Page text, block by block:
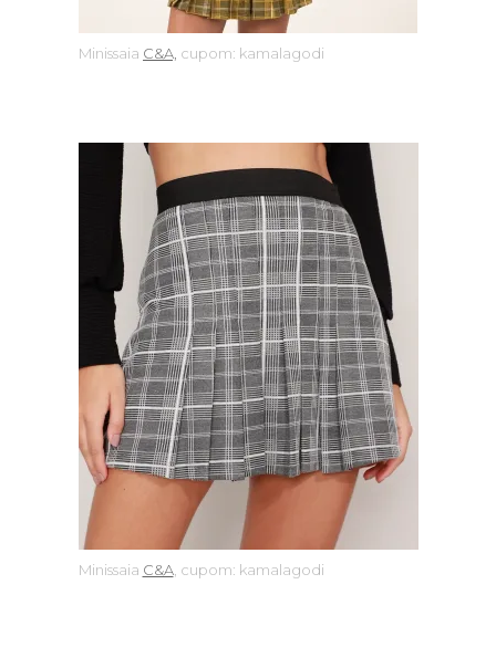
Minissaia C&A, cupom: kamalagodi
Minissaia C&A, cupom: kamalagodi